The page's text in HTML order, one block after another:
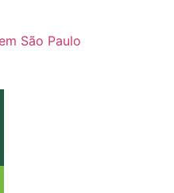
São Paulo